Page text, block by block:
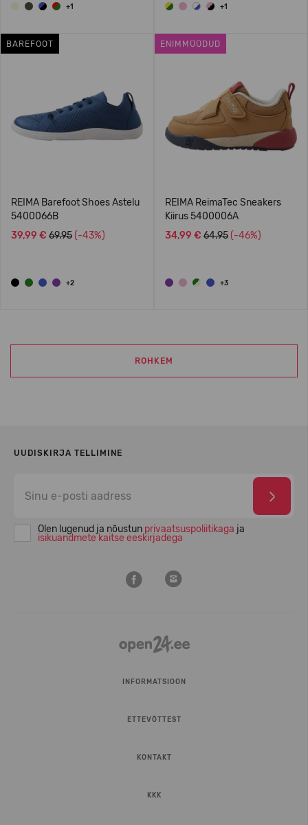
+1 +1
BAREFOOT
REIMA Barefoot Shoes Astelu
5400066B
39,99 € 69.95 (-43%)
+2
ENIMMÜÜDUD
REIMA ReimaTec Sneakers
Kiirus 5400006A
34,99 € 64.95 (-46%)
+3
ROHKEM
UUDISKIRJA TELLIMINE
Olen lugenud ja nõustun privaatsuspoliitikaga ja
isikuandmete kaitse eeskirjadega
INFORMATSIOON
ETTEVÕTTEST
KONTAKT
KKK